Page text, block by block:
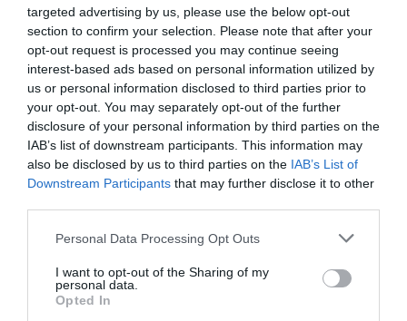
targeted advertising by us, please use the below opt-out
section to confirm your selection. Please note that after your
opt-out request is processed you may continue seeing
interest-based ads based on personal information utilized by
us or personal information disclosed to third parties prior to
your opt-out. You may separately opt-out of the further
disclosure of your personal information by third parties on the
IAB’s list of downstream participants. This information may
also be disclosed by us to third parties on the IAB’s List of
Downstream Participants that may further disclose it to other
Personal Data Processing Opt Outs
I want to opt-out of the Sharing of my
personal data.
Opted In
inteligencia de mercado de 2Playbook, cuya plataforma
de datos monitoriza más de 34.000 contratos de
patrocinio, de los que 25.000 corresponden al mercado
español y más de 8.000 a propiedades deportivas y
competiciones internacionales, segmentados por
competición, tipología de activos, marcas, categorías de
producto y valor económico aproximado de cada
acuerdo. Si quieres más información, contacta con
nosotros en intelligence@2playbook.com.
Mantente informado con las últimas noticias de actualidad.